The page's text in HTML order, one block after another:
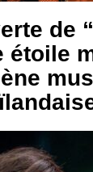
de
étoile